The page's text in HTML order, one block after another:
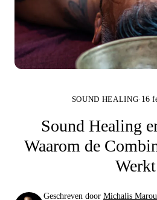
SOUND HEALING· 16
Sound Healing
Waarom de
Werkt
Geschreven door Michalis